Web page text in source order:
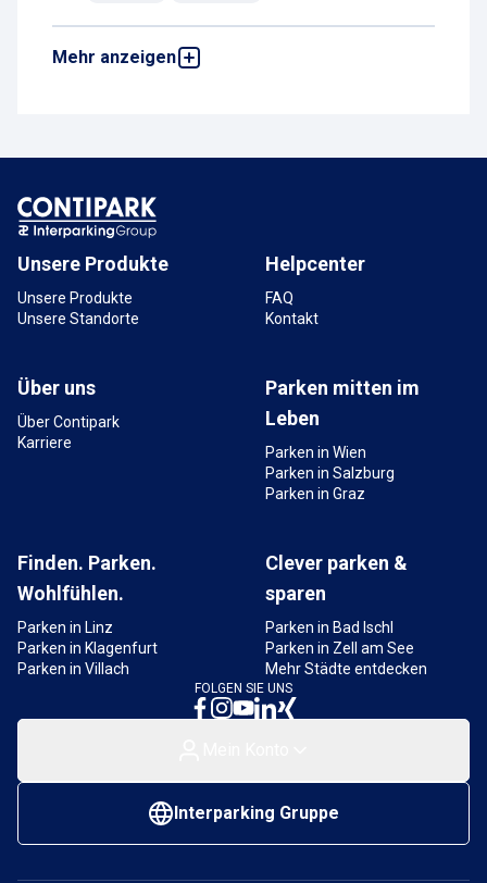
Mehr anzeigen
Tiefgarage Unipark Nonntal
Parkplatz Petersbrunnhof
Petersbrunnstraße, 5020 Salzburg,
Österreich
Unsere Produkte
Unsere Produkte
Unsere Standorte
Helpcenter
FAQ
Kontakt
Über uns
Über Contipark
Karriere
Parken mitten im
Leben
Parken in Wien
Parken in Salzburg
Parken in Graz
Finden. Parken.
Wohlfühlen.
Parken in Linz
Parken in Klagenfurt
Parken in Villach
Clever parken &
sparen
Parken in Bad Ischl
Parken in Zell am See
Mehr Städte entdecken
FOLGEN SIE UNS
Interparking Gruppe